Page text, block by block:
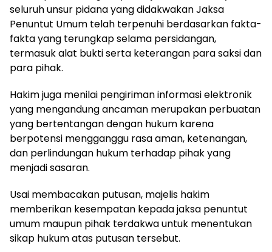
seluruh unsur pidana yang didakwakan Jaksa
Penuntut Umum telah terpenuhi berdasarkan fakta-
fakta yang terungkap selama persidangan,
termasuk alat bukti serta keterangan para saksi dan
para pihak.
Hakim juga menilai pengiriman informasi elektronik
yang mengandung ancaman merupakan perbuatan
yang bertentangan dengan hukum karena
berpotensi mengganggu rasa aman, ketenangan,
dan perlindungan hukum terhadap pihak yang
menjadi sasaran.
Usai membacakan putusan, majelis hakim
memberikan kesempatan kepada jaksa penuntut
umum maupun pihak terdakwa untuk menentukan
sikap hukum atas putusan tersebut.